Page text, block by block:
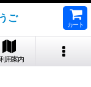
ご
カート
用案内